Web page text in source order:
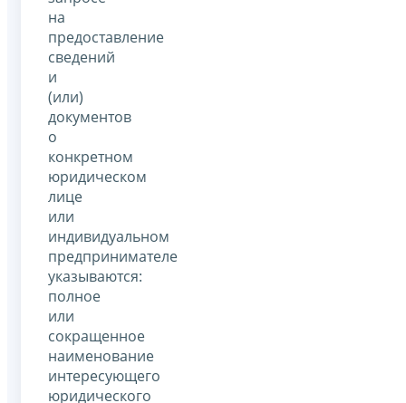
на
предоставление
сведений
и
(или)
документов
о
конкретном
юридическом
лице
или
индивидуальном
предпринимателе
указываются:
полное
или
сокращенное
наименование
интересующего
юридического